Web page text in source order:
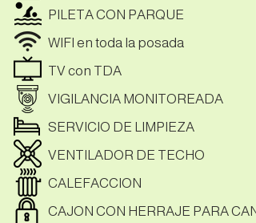
PILETA CON PARQUE
WIFI en toda la posada
TV con TDA
VIGILANCIA MONITOREADA
SERVICIO DE LIMPIEZA
VENTILADOR DE TECHO
CALEFACCION
CAJON CON HERRAJE PARA